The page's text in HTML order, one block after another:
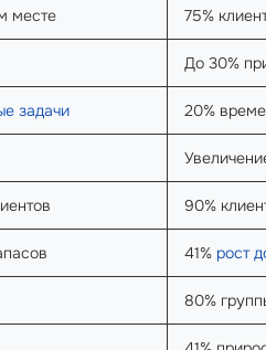
месте 75%
До 30%
задачи 20%
90%
41% рост
80%